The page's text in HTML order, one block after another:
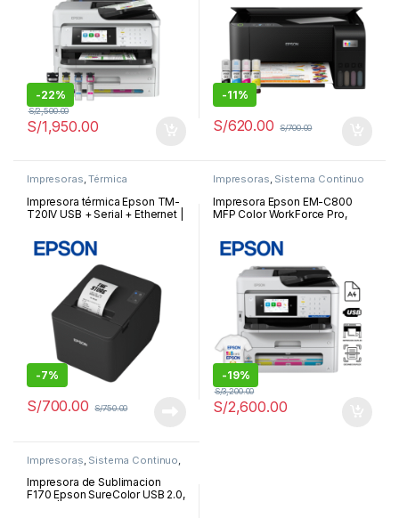
-22%
S/1,950.00
S/2,500.00
-11%
S/620.00 S/700.00
Impresoras,Térmica
Impresora térmica Epson TM-
T20IV USB + Serial + Ethernet |
-7%
S/700.00 S/750.00
Impresoras, Sistema Continuo
Impresora Epson EM-C800
MFP Color WorkForce Pro,
SB/WLAN/LAN | EM-C800
-19%
S/2,600.00
S/3,200.00
Impresoras, Sistema Continuo,
Sublimación
Impresora de Sublimacion
F170 Epson SureColor USB 2.0,